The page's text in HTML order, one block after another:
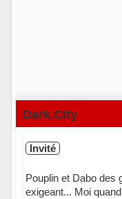
Dark.City
Invité
Pouplin et Dabo des
exigeant... Moi